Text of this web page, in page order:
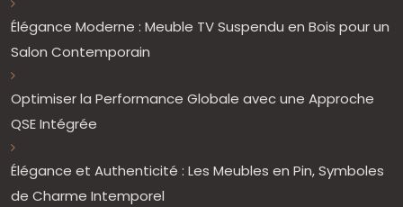
Élégance Moderne : Meuble TV Suspendu en Bois pour un
Salon Contemporain
Optimiser la Performance Globale avec une Approche
QSE Intégrée
Élégance et Authenticité : Les Meubles en Pin, Symboles
de Charme Intemporel